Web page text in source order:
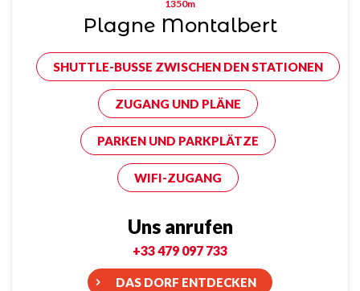
1350m
Plagne Montalbert
SHUTTLE-BUSSE ZWISCHEN DEN STATIONEN
ZUGANG UND PLÄNE
PARKEN UND PARKPLÄTZE
WIFI-ZUGANG
Uns anrufen
+33 479 097 733
DAS DORF ENTDECKEN